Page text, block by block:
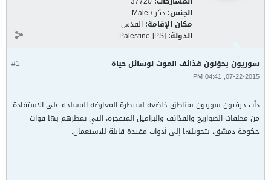
الجنس: ذكر / Male
مكان الإقامة: القدس
الدولة: Palestine [PS]
#1 سوريون يحوّلون قذائف الموت لوسائل حياة
07-22-2015, 04:41 PM
دأب حرفيون سوريون بمناطق خاضعة لسيطرة المعارضة المسلحة على الاستفادة
من مخلفات الصواريخ والقذائف والبراميل المتفجرة، التي تمطرهم بها قوات
حكومة دمشق، بتحويلها إلى أدوات مفيدة قابلة للاستعمال.